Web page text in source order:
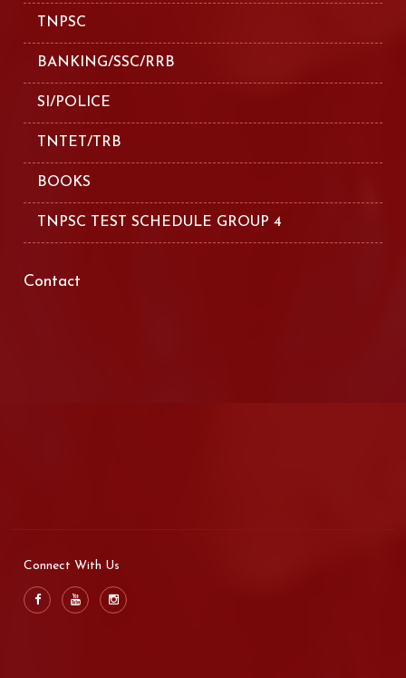
TNPSC
BANKING/SSC/RRB
SI/POLICE
TNTET/TRB
BOOKS
TNPSC TEST SCHEDULE GROUP 4
Contact
Connect With Us